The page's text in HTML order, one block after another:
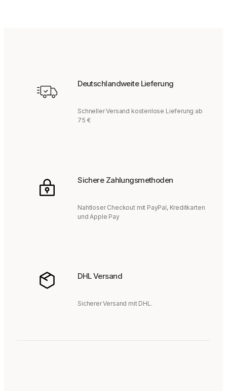
Deutschlandweite Lieferung
Schneller Versand kostenlose Lieferung ab
75 €
Sichere Zahlungsmethoden
Nahtloser Checkout mit PayPal, Kreditkarten
und Apple Pay
DHL Versand
Sicherer Versand mit DHL.